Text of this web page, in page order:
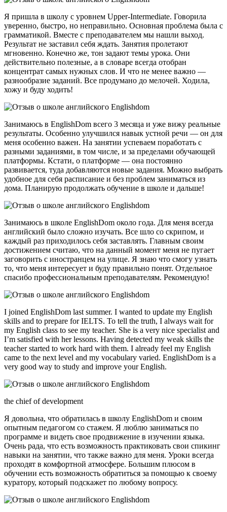
Я пришла в школу с уровнем Upper-Intermediate. Говорила
уверенно, быстро, но неправильно. Основная проблема была с
грамматикой. Вместе с преподавателем мы нашли выход.
Результат не заставил себя ждать. Занятия пролетают
мгновенно. Конечно же, тон задают темы урока. Они
действительно полезные, а в словаре всегда отобран
концентрат самых нужных слов. И что не менее важно —
разнообразие заданий. Все продумано до мелочей. Ходила,
хожу и буду ходить!
Занимаюсь в EnglishDom всего 3 месяца и уже вижу реальные
результаты. Особенно улучшился навык устной речи — он для
меня особенно важен. На занятии успеваем поработать с
разными заданиями, в том числе, и за пределами обучающей
платформы. Кстати, о платформе — она постоянно
развивается, туда добавляются новые задания. Можно выбрать
удобное для себя расписание и без проблем заниматься из
дома. Планирую продолжать обучение в школе и дальше!
Занимаюсь в школе EnglishDom около года. Для меня всегда
английский было сложно изучать. Все шло со скрипом, и
каждый раз приходилось себя заставлять. Главным своим
достижением считаю, что на данный момент меня не пугает
заговорить с иностранцем на улице. Я знаю что смогу узнать
то, что меня интересует и буду правильно понят. Отдельное
спасибо профессиональным преподавателям. Рекомендую!
I joined EnglishDom last summer. I wanted to update my English
skills and to prepare for IELTS. To tell the truth, I always wait for
my English class to see my teacher. She is a very nice specialist and
I’m satisfied with her lessons. Having detected my weak skills the
teacher started to work hard with them. I already feel my English
came to the next level and my vocabulary varied. EnglishDom is a
very good way to study and improve your English.
the chief of development
Я довольна, что обратилась в школу EnglishDom и своим
опытным педагогом со стажем. Я люблю заниматься по
программе и видеть свое продвижение в изучении языка.
Очень рада, что есть возможность практиковать свои спикинг
навыки на занятии, что также важно для меня. Уроки всегда
проходят в комфортной атмосфере. Большим плюсом в
обучении есть возможность обратиться за помощью к своему
куратору, который подскажет по любому вопросу.